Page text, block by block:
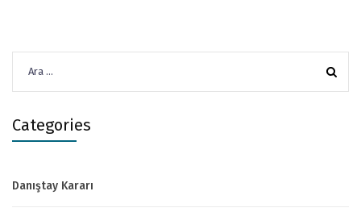
Categories
Danıştay Kararı